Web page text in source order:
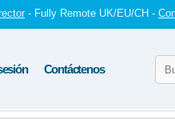
- Fully Remote UK/EU/CH -
Contáctenos